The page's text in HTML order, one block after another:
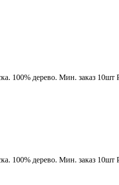
100% дерево. Мин. заказ 10шт
100% дерево. Мин. заказ 10шт